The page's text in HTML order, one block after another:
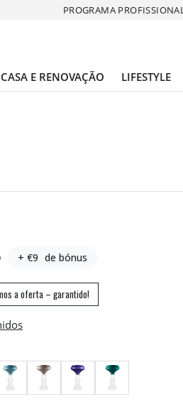
PROGRAMA PROFISSIONAL
CASA E RENOVAÇÃO LIFESTYLE
+ €9 de bónus
a oferta – garantido!